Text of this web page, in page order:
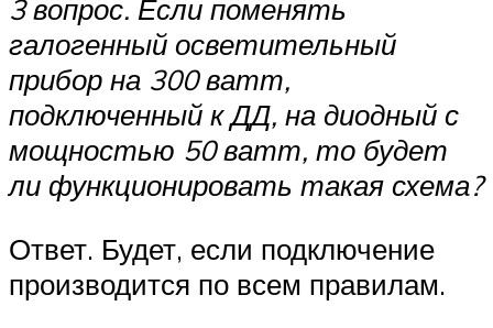
3 вопрос. Если поменять
галогенный осветительный
прибор на 300 ватт,
подключенный к ДД, на диодный с
мощностью 50 ватт, то будет
ли функционировать такая схема?
Ответ. Будет, если подключение
производится по всем правилам.